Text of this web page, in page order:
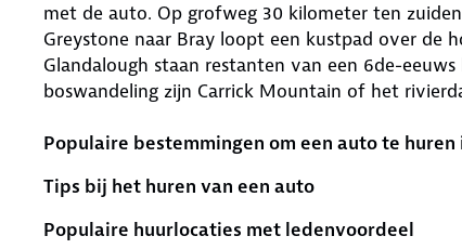
met de auto. Op grofweg 30 kilometer ten
Greystone naar Bray loopt een kustpad over de
Glandalough staan restanten van een 6de-
boswandeling zijn Carrick Mountain of het
Populaire bestemmingen om een auto te huren
Tips bij het huren van een auto
Populaire huurlocaties met ledenvoordeel